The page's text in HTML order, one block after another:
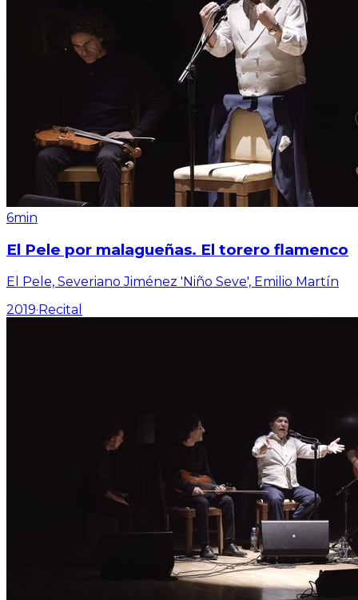
6min
El Pele por malagueñas. El torero flamenco
El Pele, Severiano Jiménez 'Niño Seve', Emilio Martín
2019·Recital